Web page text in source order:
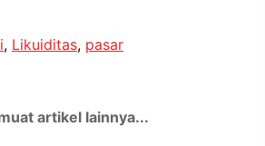
, Likuiditas, pasar
artikel lainnya...